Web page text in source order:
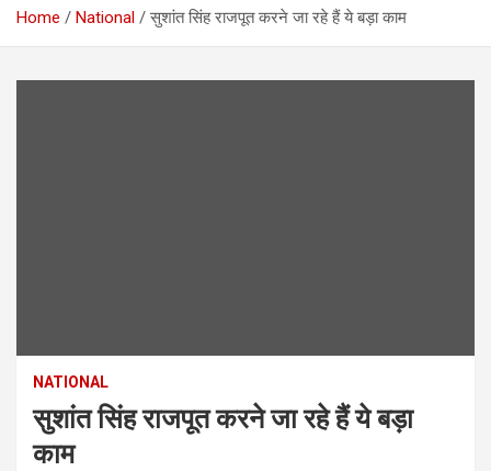
Home National सुशांत सिंह राजपूत करने जा रहे हैं ये बड़ा काम
NATIONAL
सुशांत सिंह राजपूत करने जा रहे हैं ये बड़ा
काम